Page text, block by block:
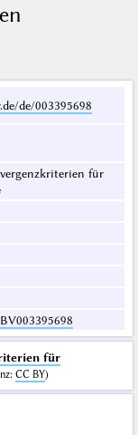
de/003395698
für
für
: CC BY)